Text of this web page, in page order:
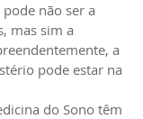
não ser a
mas sim a
a
pode estar na
do Sono têm